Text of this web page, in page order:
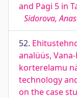
and Pagi 5 in
Sidorova,
52.
analüüs,
korterelamu
technology
on the case